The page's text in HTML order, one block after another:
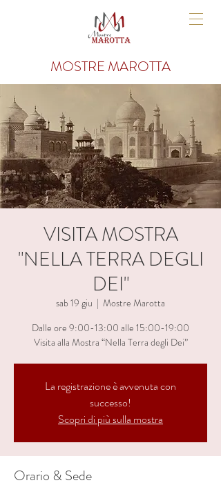
MOSTRE MAROTTA
VISITA MOSTRA
"NELLA TERRA DEGLI
DEI"
sab 19 giu
  |
Mostre Marotta
Dalle ore 9:00-13:00 alle 15:00-19:00
Visita alla Mostra “Nella Terra degli Dei”
La registrazione è avvenuta con
successo!
Scopri di più sulla mostra
Orario & Sede